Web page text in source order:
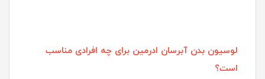
لوسیون بدن آبرسان ادرمین برای چه افرادی مناسب
است؟